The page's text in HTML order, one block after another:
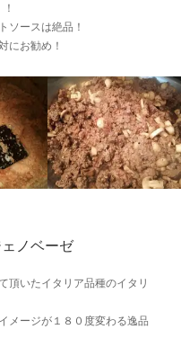
ソースは絶品！
にお勧め！
ノベーゼ
頂いたイタリア品種のイタリ
メージが１８０度変わる逸品